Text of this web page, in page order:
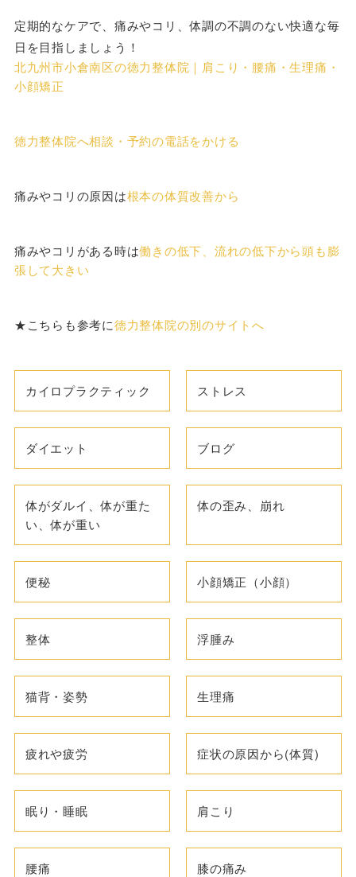
定期的なケアで、痛みやコリ、体調の不調のない快適な毎
日を目指しましょう！
北九州市小倉南区の徳力整体院｜肩こり・腰痛・生理痛・
小顔矯正
徳力整体院へ相談・予約の電話をかける
痛みやコリの原因は根本の体質改善から
痛みやコリがある時は働きの低下、流れの低下から頭も膨
張して大きい
★こちらも参考に徳力整体院の別のサイトへ
カイロプラクティック ストレス
ダイエット ブログ
体がダルイ、体が重た
い、体が重い
体の歪み、崩れ
便秘 小顔矯正（小顔）
整体 浮腫み
猫背・姿勢 生理痛
疲れや疲労 症状の原因から(体質)
眠り・睡眠 肩こり
腰痛 膝の痛み